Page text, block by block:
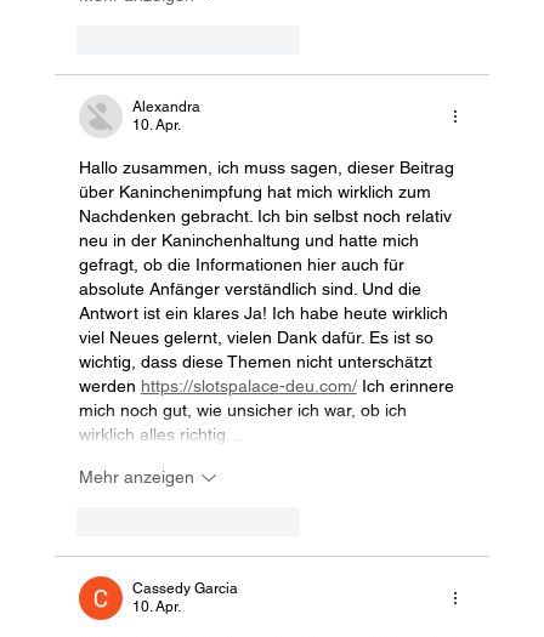
Alexandra
10. Apr.
Hallo zusammen, ich muss sagen, dieser Beitrag
über Kaninchenimpfung hat mich wirklich zum
Nachdenken gebracht. Ich bin selbst noch relativ
neu in der Kaninchenhaltung und hatte mich
gefragt, ob die Informationen hier auch für
absolute Anfänger verständlich sind. Und die
Antwort ist ein klares Ja! Ich habe heute wirklich
viel Neues gelernt, vielen Dank dafür. Es ist so
wichtig, dass diese Themen nicht unterschätzt
werden https://slotspalace-deu.com/ Ich erinnere
mich noch gut, wie unsicher ich war, ob ich
wirklich alles richtig…
Mehr anzeigen
Cassedy Garcia
10. Apr.